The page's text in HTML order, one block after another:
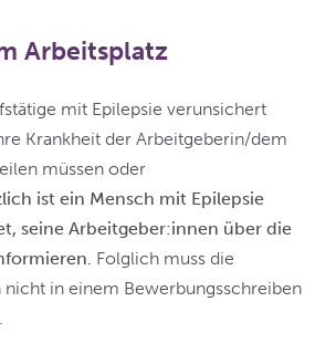
Arbeitsplatz
mit Epilepsie verunsichert
Krankheit der Arbeitgeberin/dem
müssen oder
ist ein Mensch mit Epilepsie
seine Arbeitgeber:innen über die
Folglich muss die
nicht in einem Bewerbungsschreiben